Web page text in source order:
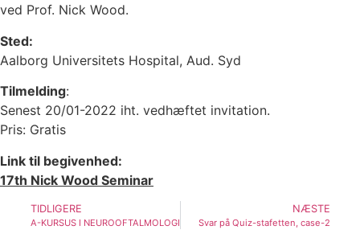
ved Prof. Nick Wood.
Sted:
Aalborg Universitets Hospital, Aud. Syd
Tilmelding:
Senest 20/01-2022 iht. vedhæftet invitation.
Pris: Gratis
Link til begivenhed:
17th Nick Wood Seminar
TIDLIGERE
A-KURSUS I NEUROOFTALMOLOGI
NÆSTE
Svar på Quiz-stafetten, case-2